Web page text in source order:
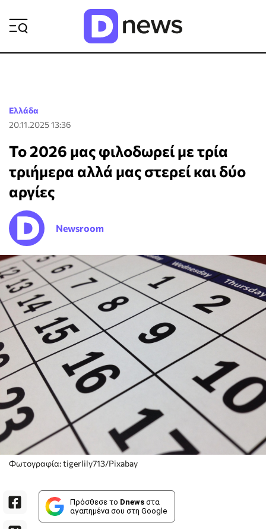
Ελλάδα
20.11.2025 13:36
Το 2026 μας φιλοδωρεί με τρία
τριήμερα αλλά μας στερεί και δύο
αργίες
Newsroom
Φωτογραφία: tigerlily713/Pixabay
Πρόσθεσε το Dnews στα
αγαπημένα σου στη Google